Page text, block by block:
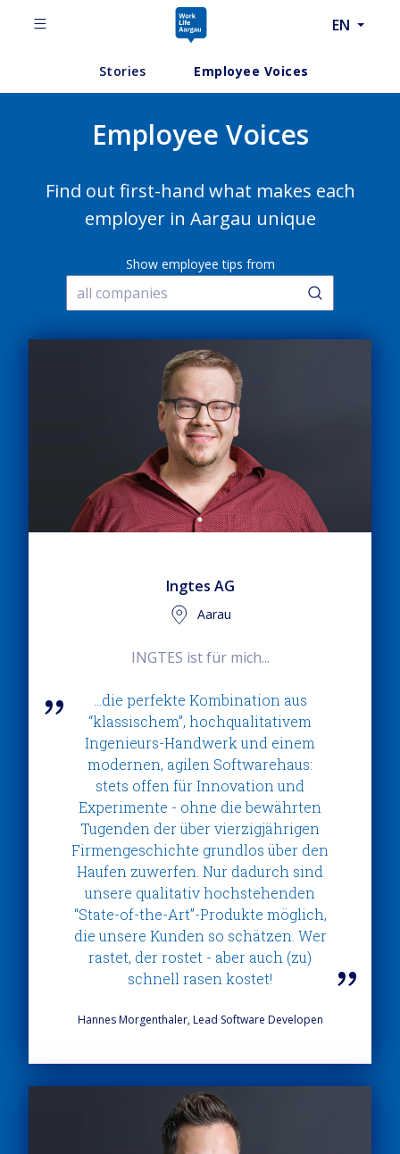
EN
Stories Employee Voices
Employee Voices
Find out first-hand what makes each
employer in Aargau unique
Show employee tips from
Ingtes AG
Aarau
INGTES ist für mich...
…die perfekte Kombination aus
“klassischem”, hochqualitativem
Ingenieurs-Handwerk und einem
modernen, agilen Softwarehaus:
stets offen für Innovation und
Experimente - ohne die bewährten
Tugenden der über vierzigjährigen
Firmengeschichte grundlos über den
Haufen zuwerfen. Nur dadurch sind
unsere qualitativ hochstehenden
“State-of-the-Art”-Produkte möglich,
die unsere Kunden so schätzen. Wer
rastet, der rostet - aber auch (zu)
schnell rasen kostet!
Hannes Morgenthaler, Lead Software Developen